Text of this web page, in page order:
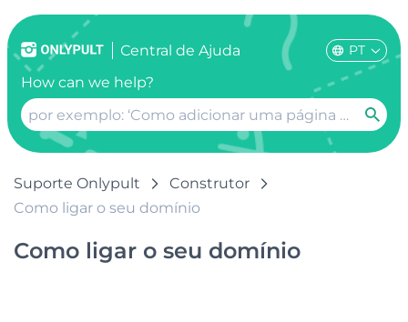
Сentral de Ajuda PT
How can we help?
Suporte Onlypult
Construtor
Como ligar o seu domínio
Como ligar o seu domínio